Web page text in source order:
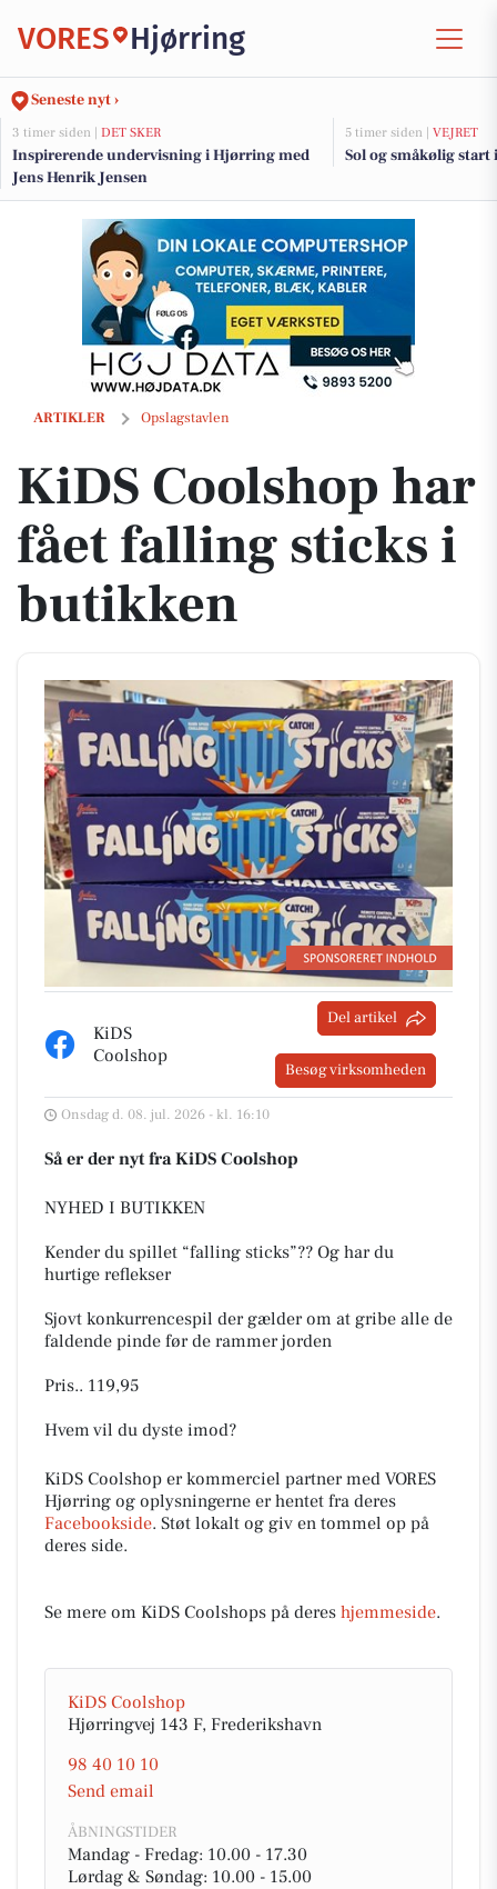
VORES Hjørring
Seneste nyt ›
3 timer siden | DET SKER
Inspirerende undervisning i Hjørring med
Jens Henrik Jensen
5 timer siden | VEJRET
Sol og småkølig start
ARTIKLER Opslagstavlen
KiDS Coolshop har fået falling sticks i butikken
KiDS Coolshop har
fået falling sticks i
butikken
KiDS
Coolshop
Del artikel
Besøg virksomheden
Onsdag d. 08. jul. 2026 - kl. 16:10
Så er der nyt fra KiDS Coolshop
NYHED I BUTIKKEN
Kender du spillet “falling sticks”?? Og har du
hurtige reflekser
Sjovt konkurrencespil der gælder om at gribe alle de
faldende pinde før de rammer jorden
Pris.. 119,95
Hvem vil du dyste imod?
KiDS Coolshop er kommerciel partner med VORES
Hjørring og oplysningerne er hentet fra deres
Facebookside. Støt lokalt og giv en tommel op på
deres side.
Se mere om KiDS Coolshops på deres hjemmeside.
KiDS Coolshop
Hjørringvej 143 F, Frederikshavn
98 40 10 10
Send email
ÅBNINGSTIDER
Mandag - Fredag: 10.00 - 17.30
Lørdag & Søndag: 10.00 - 15.00